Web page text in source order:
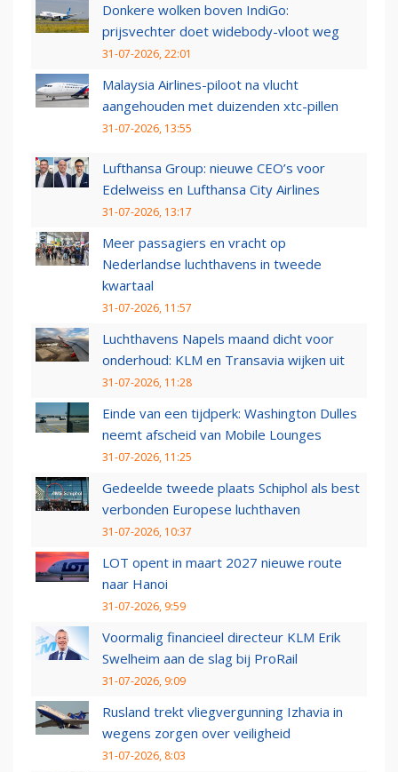
Donkere wolken boven IndiGo:
prijsvechter doet widebody-vloot weg
31-07-2026, 22:01
Malaysia Airlines-piloot na vlucht
aangehouden met duizenden xtc-pillen
31-07-2026, 13:55
Lufthansa Group: nieuwe CEO’s voor
Edelweiss en Lufthansa City Airlines
31-07-2026, 13:17
Meer passagiers en vracht op
Nederlandse luchthavens in tweede
kwartaal
31-07-2026, 11:57
Luchthavens Napels maand dicht voor
onderhoud: KLM en Transavia wijken uit
31-07-2026, 11:28
Einde van een tijdperk: Washington Dulles
neemt afscheid van Mobile Lounges
31-07-2026, 11:25
Gedeelde tweede plaats Schiphol als best
verbonden Europese luchthaven
31-07-2026, 10:37
LOT opent in maart 2027 nieuwe route
naar Hanoi
31-07-2026, 9:59
Voormalig financieel directeur KLM Erik
Swelheim aan de slag bij ProRail
31-07-2026, 9:09
Rusland trekt vliegvergunning Izhavia in
wegens zorgen over veiligheid
31-07-2026, 8:03